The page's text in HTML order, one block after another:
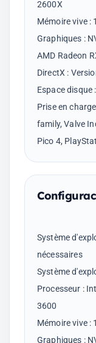
2600X
Mémoire vive :
Graphiques :
AMD Radeon
DirectX :
Espace disque
Prise en
family, Valve
Système
nécessaires
Système
Processeur :
3600
Mémoire vive :
Graphiques :